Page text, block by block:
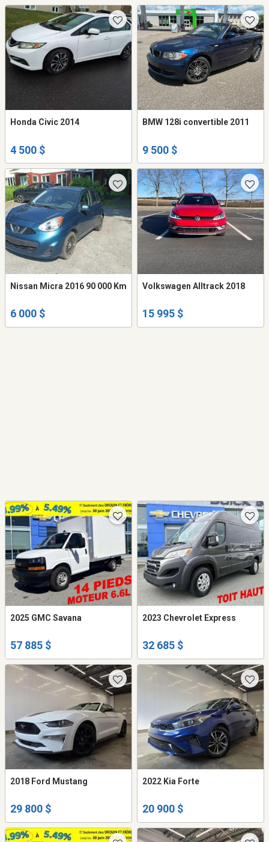
Honda Civic 2014
4 500 $
BMW 128i convertible 2011
9 500 $
Nissan Micra 2016 90 000 Km
6 000 $
Volkswagen Alltrack 2018
15 995 $
2025 GMC Savana
57 885 $
2023 Chevrolet Express
32 685 $
2018 Ford Mustang
29 800 $
2022 Kia Forte
20 900 $